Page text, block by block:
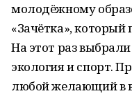
молодёжному
«Зачётка», который
На этот раз
экология и спорт.
любой желающий в